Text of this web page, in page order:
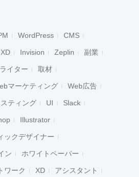
WordPress CMS
Invision Zeplin 副業
ライター 取材
マーケティング Web広告
スティング UI Slack
Illustrator
ックデザイナー
ン ホワイトペーパー
ワーク XD アシスタント